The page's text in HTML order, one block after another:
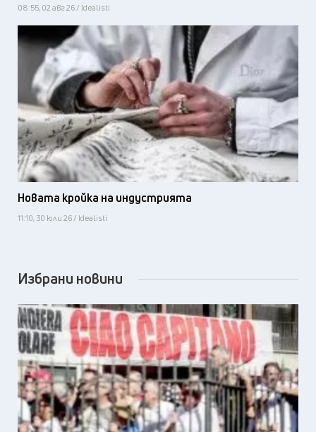
08:55, 02 авг 26 / Idealisti
Новата кройка на индустрията
11:10, 30 юли 26 / Idealisti
Избрани новини